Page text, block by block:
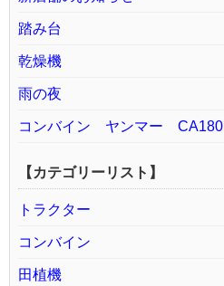
踏み台
乾燥機
雨の夜
コンバイン ヤンマー CA180
【カテゴリーリスト】
トラクター
コンバイン
田植機